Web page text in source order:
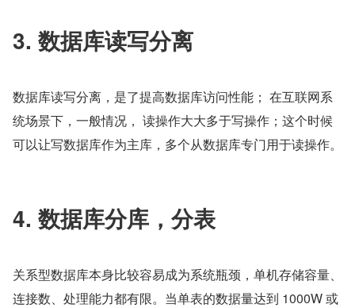
3. 数据库读写分离
数据库读写分离，是了提高数据库访问性能； 在互联网系
统场景下，一般情况， 读操作大大多于写操作；这个时候
可以让写数据库作为主库，多个从数据库专门用于读操作。
4. 数据库分库，分表
关系型数据库本身比较容易成为系统瓶颈，单机存储容量、
连接数、处理能力都有限。当单表的数据量达到 1000W 或